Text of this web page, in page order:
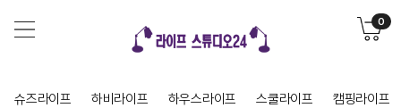
0
슈즈라이프 하비라이프 하우스라이프 스쿨라이프 캠핑라이프